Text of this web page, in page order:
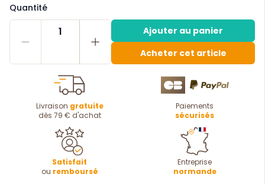
Quantité
1
Ajouter au panier
Acheter cet article
Livraison gratuite
dès 79 € d'achat
Paiements
sécurisés
Satisfait
ou remboursé
Entreprise
normande